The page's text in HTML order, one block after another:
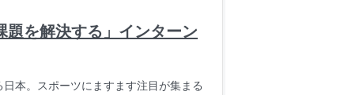
を解決する」インターン
本。スポーツにますます注目が集まる